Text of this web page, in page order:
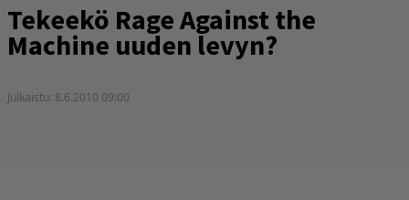
Tekeekö Rage Against the
Machine uuden levyn?
Julkaistu: 8.6.2010 09:00